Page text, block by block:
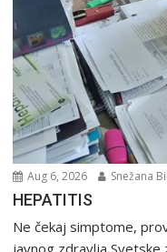
Aug 6, 2026 Snežana
HEPATITIS
Ne čekaj simptome,